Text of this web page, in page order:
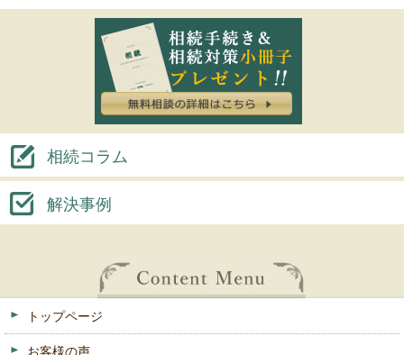
相続コラム
解決事例
トップページ
お客様の声